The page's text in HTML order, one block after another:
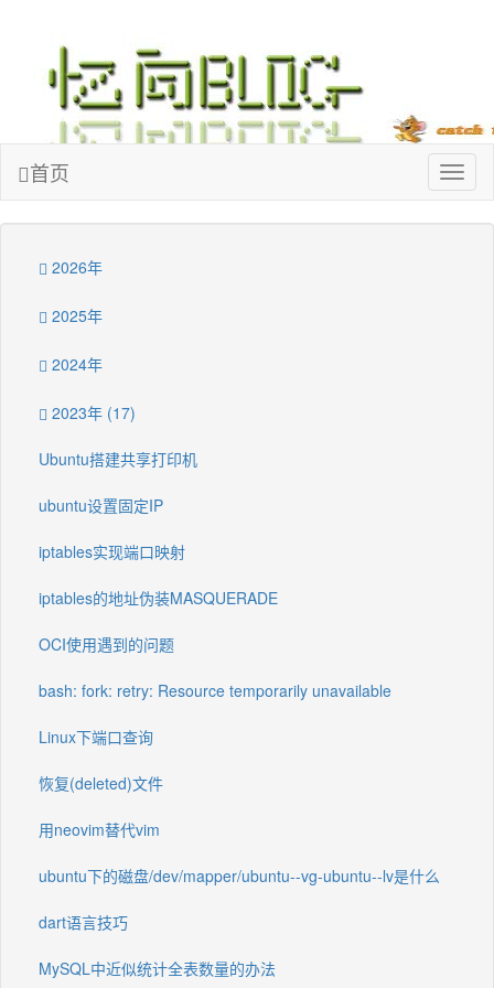
首页
2026年
2025年
2024年
2023年 (17)
Ubuntu搭建共享打印机
ubuntu设置固定IP
iptables实现端口映射
iptables的地址伪装MASQUERADE
OCI使用遇到的问题
bash: fork: retry: Resource temporarily unavailable
Linux下端口查询
恢复(deleted)文件
用neovim替代vim
ubuntu下的磁盘/dev/mapper/ubuntu--vg-ubuntu--lv是什么
dart语言技巧
MySQL中近似统计全表数量的办法